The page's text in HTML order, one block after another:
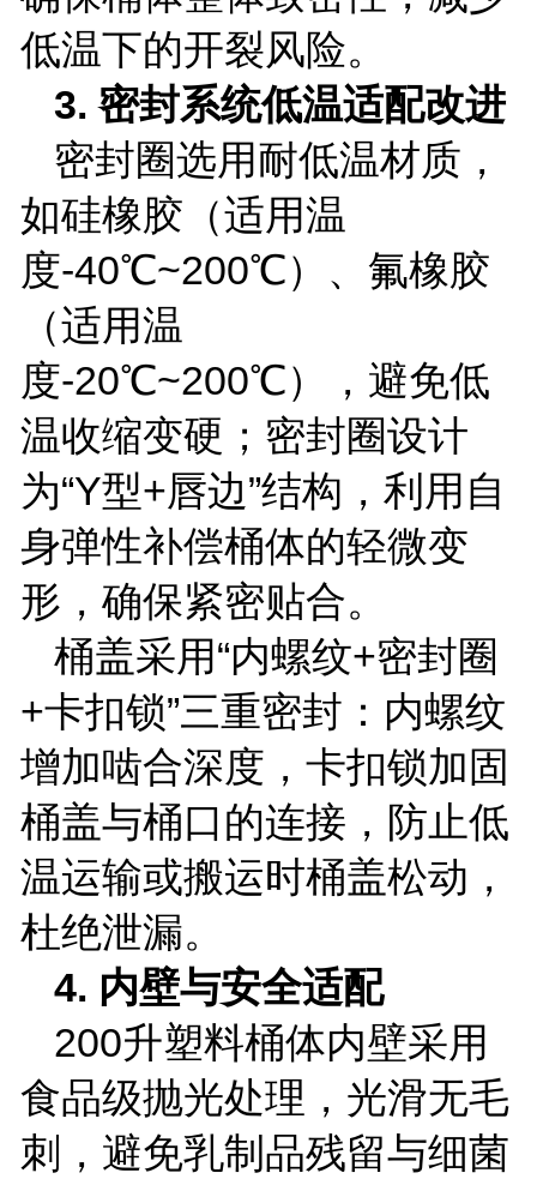
低温下的开裂风险。
3.密封系统低温适配改进
密封圈选用耐低温材质，
如硅橡胶（适用温
度-40℃~200℃）、氟橡胶
（适用温
度-20℃~200℃），避免低
温收缩变硬；密封圈设计
为“Y型+唇边”结构，利用自
身弹性补偿桶体的轻微变
形，确保紧密贴合。
桶盖采用“内螺纹+密封圈
+卡扣锁”三重密封：内螺纹
增加啮合深度，卡扣锁加固
桶盖与桶口的连接，防止低
温运输或搬运时桶盖松动，
杜绝泄漏。
4. 内壁与安全适配
200升塑料桶体内壁采用
食品级抛光处理，光滑无毛
刺，避免乳制品残留与细菌